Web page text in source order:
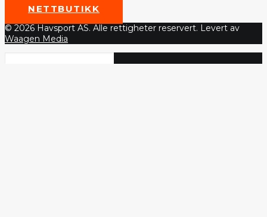
NETTBUTIKK
© 2026 Havsport AS. Alle rettigheter reservert. Levert av
Waagen Media